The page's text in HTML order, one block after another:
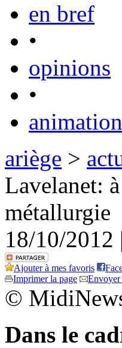
en bref
•
opinions
•
ariège >
Lavelanet:
métallurgie
18/10/2012
Ajouter à mes favoris
Imprimer la page
Envoyer
©
Dans le